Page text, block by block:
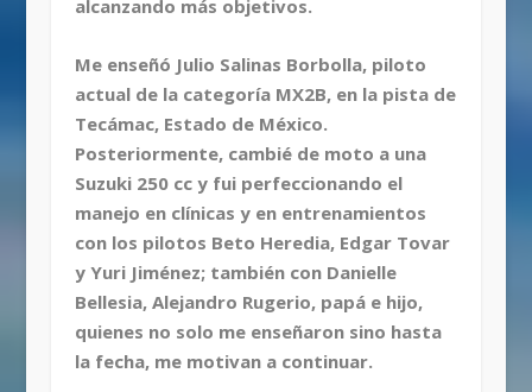
alcanzando más objetivos.
Me enseñó Julio Salinas Borbolla, piloto
actual de la categoría MX2B, en la pista de
Tecámac, Estado de México.
Posteriormente, cambié de moto a una
Suzuki 250 cc y fui perfeccionando el
manejo en clínicas y en entrenamientos
con los pilotos Beto Heredia, Edgar Tovar
y Yuri Jiménez; también con Danielle
Bellesia, Alejandro Rugerio, papá e hijo,
quienes no solo me enseñaron sino hasta
la fecha, me motivan a continuar.